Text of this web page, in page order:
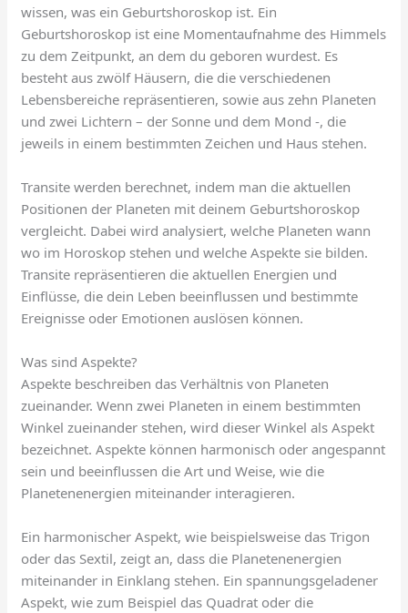
wissen, was ein Geburtshoroskop ist. Ein
Geburtshoroskop ist eine Momentaufnahme des Himmels
zu dem Zeitpunkt, an dem du geboren wurdest. Es
besteht aus zwölf Häusern, die die verschiedenen
Lebensbereiche repräsentieren, sowie aus zehn Planeten
und zwei Lichtern – der Sonne und dem Mond -, die
jeweils in einem bestimmten Zeichen und Haus stehen.
Transite werden berechnet, indem man die aktuellen
Positionen der Planeten mit deinem Geburtshoroskop
vergleicht. Dabei wird analysiert, welche Planeten wann
wo im Horoskop stehen und welche Aspekte sie bilden.
Transite repräsentieren die aktuellen Energien und
Einflüsse, die dein Leben beeinflussen und bestimmte
Ereignisse oder Emotionen auslösen können.
Was sind Aspekte?
Aspekte beschreiben das Verhältnis von Planeten
zueinander. Wenn zwei Planeten in einem bestimmten
Winkel zueinander stehen, wird dieser Winkel als Aspekt
bezeichnet. Aspekte können harmonisch oder angespannt
sein und beeinflussen die Art und Weise, wie die
Planetenenergien miteinander interagieren.
Ein harmonischer Aspekt, wie beispielsweise das Trigon
oder das Sextil, zeigt an, dass die Planetenenergien
miteinander in Einklang stehen. Ein spannungsgeladener
Aspekt, wie zum Beispiel das Quadrat oder die